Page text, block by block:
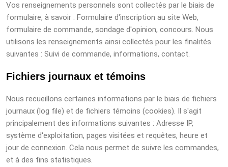
Vos renseignements personnels sont collectés par le biais de
formulaire, à savoir : Formulaire d'inscription au site Web,
formulaire de commande, sondage d'opinion, concours. Nous
utilisons les renseignements ainsi collectés pour les finalités
suivantes : Suivi de commande, informations, contact.
Fichiers journaux et témoins
Nous recueillons certaines informations par le biais de fichiers
journaux (log file) et de fichiers témoins (cookies). Il s'agit
principalement des informations suivantes : Adresse IP,
système d'exploitation, pages visitées et requêtes, heure et
jour de connexion. Cela nous permet de suivre les commandes,
et à des fins statistiques.